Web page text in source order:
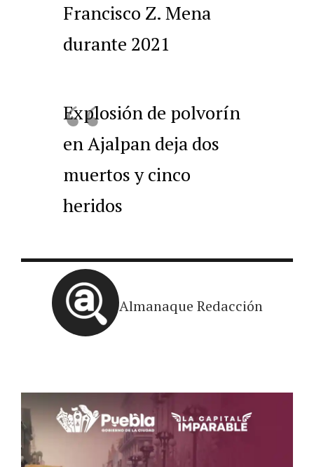
Francisco Z. Mena
durante 2021
Explosión de polvorín
en Ajalpan deja dos
muertos y cinco
heridos
Almanaque Redacción